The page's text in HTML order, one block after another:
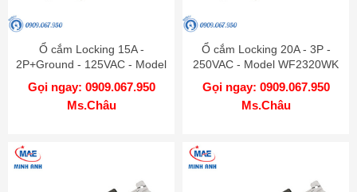
Ổ cắm Locking 15A -
2P+Ground - 125VAC - Model
WF2315WK
Gọi ngay: 0909.067.950
Ms.Châu
Ổ cắm Locking 20A - 3P -
250VAC - Model WF2320WK
Gọi ngay: 0909.067.950
Ms.Châu